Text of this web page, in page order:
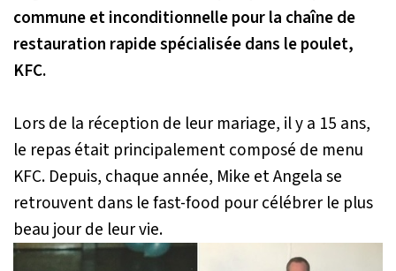
commune et inconditionnelle pour la chaîne de
restauration rapide spécialisée dans le poulet,
KFC.
Lors de la réception de leur mariage, il y a 15 ans,
le repas était principalement composé de menu
KFC. Depuis, chaque année, Mike et Angela se
retrouvent dans le fast-food pour célébrer le plus
beau jour de leur vie.